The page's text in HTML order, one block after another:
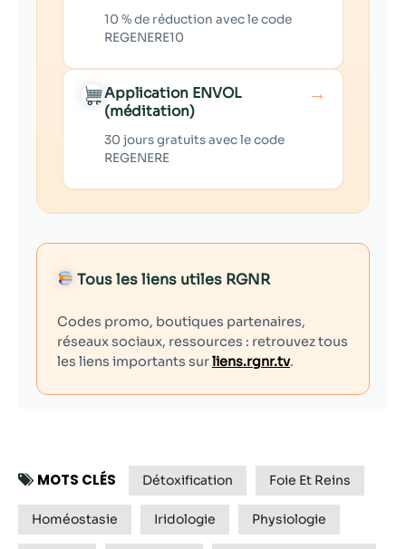
10 % de réduction avec le code
REGENERE10
Application ENVOL
(méditation)
30 jours gratuits avec le code
REGENERE
→
Tous les liens utiles RGNR
Codes promo, boutiques partenaires,
réseaux sociaux, ressources : retrouvez tous
les liens importants surliens.rgnr.tv.
MOTS CLÉS Détoxification Foie Et Reins
Homéostasie Iridologie Physiologie